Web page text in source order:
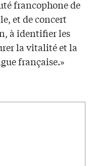
francophone de
et de concert
à identifier les
la vitalité et la
française.»